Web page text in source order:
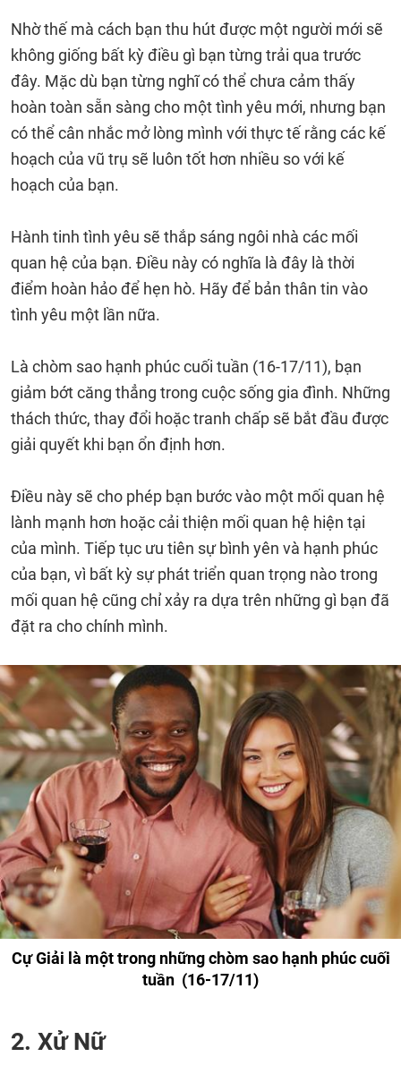
Nhờ thế mà cách bạn thu hút được một người mới sẽ
không giống bất kỳ điều gì bạn từng trải qua trước
đây. Mặc dù bạn từng nghĩ có thể chưa cảm thấy
hoàn toàn sẵn sàng cho một tình yêu mới, nhưng bạn
có thể cân nhắc mở lòng mình với thực tế rằng các kế
hoạch của vũ trụ sẽ luôn tốt hơn nhiều so với kế
hoạch của bạn.
Hành tinh tình yêu sẽ thắp sáng ngôi nhà các mối
quan hệ của bạn. Điều này có nghĩa là đây là thời
điểm hoàn hảo để hẹn hò. Hãy để bản thân tin vào
tình yêu một lần nữa.
Là chòm sao hạnh phúc cuối tuần (16-17/11), bạn
giảm bớt căng thẳng trong cuộc sống gia đình. Những
thách thức, thay đổi hoặc tranh chấp sẽ bắt đầu được
giải quyết khi bạn ổn định hơn.
Điều này sẽ cho phép bạn bước vào một mối quan hệ
lành mạnh hơn hoặc cải thiện mối quan hệ hiện tại
của mình. Tiếp tục ưu tiên sự bình yên và hạnh phúc
của bạn, vì bất kỳ sự phát triển quan trọng nào trong
mối quan hệ cũng chỉ xảy ra dựa trên những gì bạn đã
đặt ra cho chính mình.
Cự Giải là một trong những chòm sao hạnh phúc cuối
tuần (16-17/11)
2. Xử Nữ